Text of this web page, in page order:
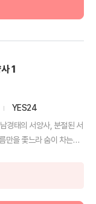
1
YES24
경태의 서양사, 분절된 서
만을 좇느라 숨이 차는